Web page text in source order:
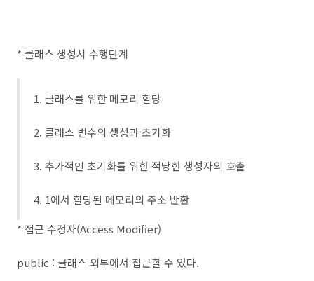
* 클래스 생성시 수행단계
1. 클래스를 위한 메모리 할당
2. 클래스 변수의 생성과 초기화
3. 추가적인 초기화를 위한 적당한 생성자의 호출
4. 1에서 할당된 메모리의 주소 반환
* 접근 수정자(Access Modifier)
public : 클래스 외부에서 접근할 수 있다.